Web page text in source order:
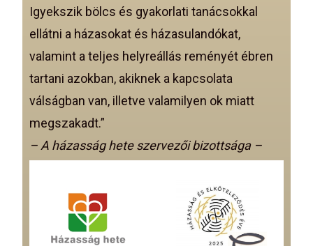
Igyekszik bölcs és gyakorlati tanácsokkal
ellátni a házasokat és házasulandókat,
valamint a teljes helyreállás reményét ébren
tartani azokban, akiknek a kapcsolata
válságban van, illetve valamilyen ok miatt
megszakadt.”
– A házasság hete szervezői bizottsága –